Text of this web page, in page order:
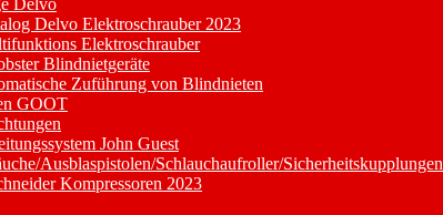
Delvo
Delvo Elektroschrauber 2023
Elektroschrauber
Blindnietgeräte
Zuführung von Blindnieten
GOOT
John Guest
Ausblaspistolen/Schlauchaufroller/Sicherheitskupplungen
Kompressoren 2023